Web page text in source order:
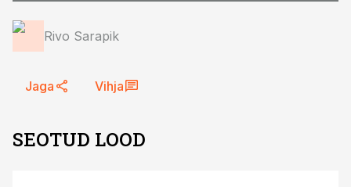
Rivo Sarapik
Jaga Vihja
SEOTUD LOOD